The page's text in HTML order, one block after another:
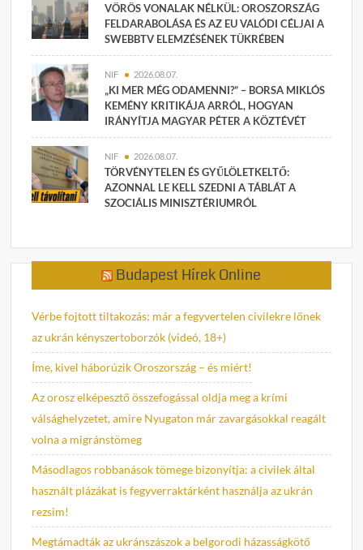
VÖRÖS VONALAK NÉLKÜL: OROSZORSZÁG
FELDARABOLÁSA ÉS AZ EU VALÓDI CÉLJAI A
SWEBBTV ELEMZÉSÉNEK TÜKRÉBEN
NIF 2026.08.07.
„KI MER MÉG ODAMENNI?” – BORSA MIKLÓS
KEMÉNY KRITIKÁJA ARRÓL, HOGYAN
IRÁNYÍTJA MAGYAR PÉTER A KÖZTÉVÉT
NIF 2026.08.07.
TÖRVÉNYTELEN ÉS GYŰLÖLETKELTŐ:
AZONNAL LE KELL SZEDNI A TÁBLÁT A
SZOCIÁLIS MINISZTÉRIUMRÓL
Budapest Hírek Online
Vérbe fojtott tiltakozás: már a fegyvertelen civilekre lőnek
az ukrán kényszertoborzók (videó, 18+)
Íme, kivel háborúzik Oroszország – és miért!
Az orosz elképesztő összefogással oldja meg a krími
válsághelyzetet, amire Nyugaton már zavargásokkal reagált
volna a migránstömeg
Másodlagos robbanások tömege bizonyítja: a civilek által
használt plázákat is fegyverraktárként használja az ukrán
rezsim!
Megtámadták az ukránszászok a belgorodi házasságkötő